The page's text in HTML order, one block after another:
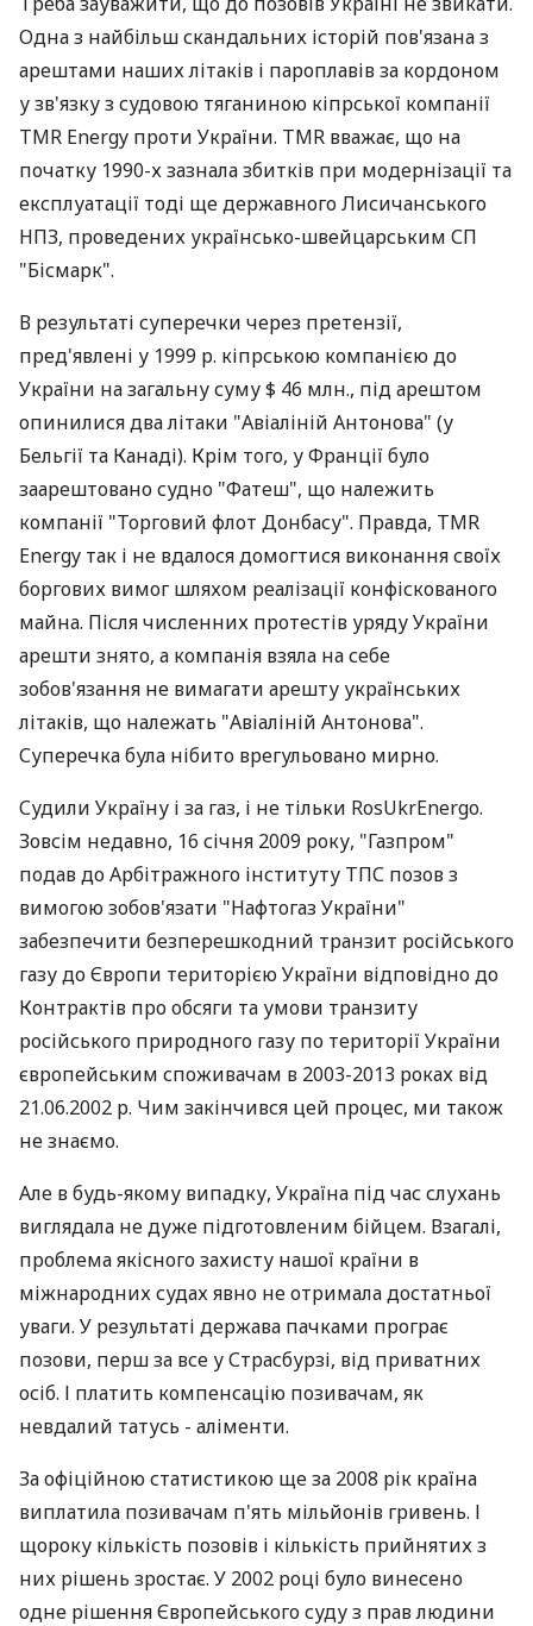
Одна з найбільш скандальних історій пов'язана з
арештами наших літаків і пароплавів за кордоном
у зв'язку з судовою тяганиною кіпрської компанії
TMR Energy проти України. TMR вважає, що на
початку 1990-х зазнала збитків при модернізації та
експлуатації тоді ще державного Лисичанського
НПЗ, проведених українсько-швейцарським СП
"Бісмарк".
В результаті суперечки через претензії,
пред'явлені у 1999 р. кіпрською компанією до
України на загальну суму $ 46 млн., під арештом
опинилися два літаки "Авіаліній Антонова" (у
Бельгії та Канаді). Крім того, у Франції було
заарештовано судно "Фатеш", що належить
компанії "Торговий флот Донбасу". Правда, ТМR
Energy так і не вдалося домогтися виконання своїх
боргових вимог шляхом реалізації конфіскованого
майна. Після численних протестів уряду України
арешти знято, а компанія взяла на себе
зобов'язання не вимагати арешту українських
літаків, що належать "Авіаліній Антонова".
Суперечка була нібито врегульовано мирно.
Судили Україну і за газ, і не тільки RosUkrEnergo.
Зовсім недавно, 16 січня 2009 року, "Газпром"
подав до Арбітражного інституту ТПС позов з
вимогою зобов'язати "Нафтогаз України"
забезпечити безперешкодний транзит російського
газу до Європи територією України відповідно до
Контрактів про обсяги та умови транзиту
російського природного газу по території України
європейським споживачам в 2003-2013 роках від
21.06.2002 р. Чим закінчився цей процес, ми також
не знаємо.
Але в будь-якому випадку, Україна під час слухань
виглядала не дуже підготовленим бійцем. Взагалі,
проблема якісного захисту нашої країни в
міжнародних судах явно не отримала достатньої
уваги. У результаті держава пачками програє
позови, перш за все у Страсбурзі, від приватних
осіб. І платить компенсацію позивачам, як
невдалий татусь - аліменти.
За офіційною статистикою ще за 2008 рік країна
виплатила позивачам п'ять мільйонів гривень. І
щороку кількість позовів і кількість прийнятих з
них рішень зростає. У 2002 році було винесено
одне рішення Європейського суду з прав людини